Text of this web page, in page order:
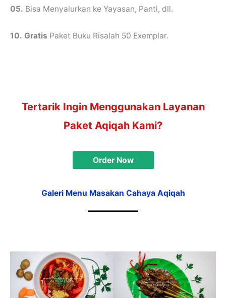
05. Bisa Menyalurkan ke Yayasan, Panti, dll.
10. Gratis Paket Buku Risalah 50 Exemplar.
Tertarik Ingin Menggunakan Layanan
Paket Aqiqah Kami?
Order Now
Galeri Menu Masakan Cahaya Aqiqah